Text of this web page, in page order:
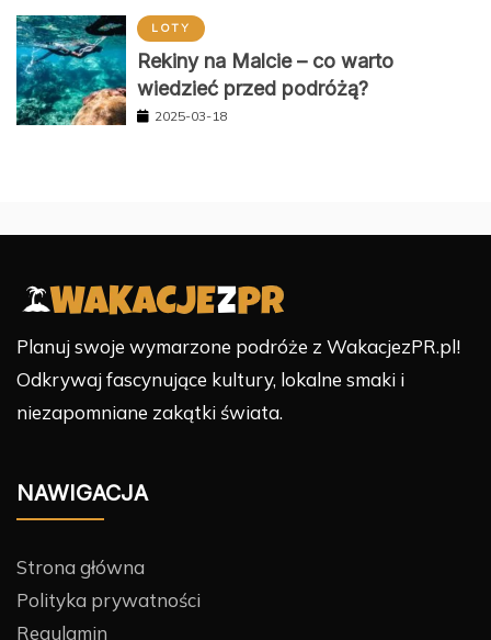
LOTY
Rekiny na Malcie – co warto
wiedzieć przed podróżą?
2025-03-18
Planuj swoje wymarzone podróże z WakacjezPR.pl!
Odkrywaj fascynujące kultury, lokalne smaki i
niezapomniane zakątki świata.
NAWIGACJA
Strona główna
Polityka prywatności
Regulamin